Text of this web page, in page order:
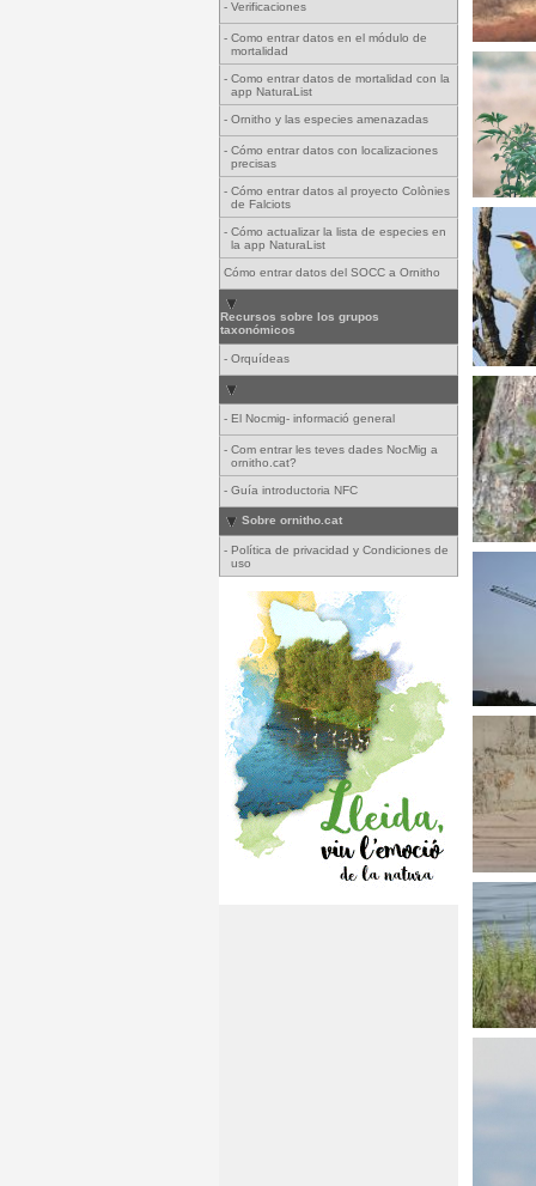
- Verificaciones
- Como entrar datos en el módulo de
mortalidad
- Como entrar datos de mortalidad con la
app NaturaList
- Ornitho y las especies amenazadas
- Cómo entrar datos con localizaciones
precisas
- Cómo entrar datos al proyecto Colònies
de Falciots
- Cómo actualizar la lista de especies en
la app NaturaList
Cómo entrar datos del SOCC a Ornitho
Recursos sobre los grupos
taxonómicos
- Orquídeas
- El Nocmig- informació general
- Com entrar les teves dades NocMig a
ornitho.cat?
- Guía introductoria NFC
Sobre ornitho.cat
- Política de privacidad y Condiciones de
uso